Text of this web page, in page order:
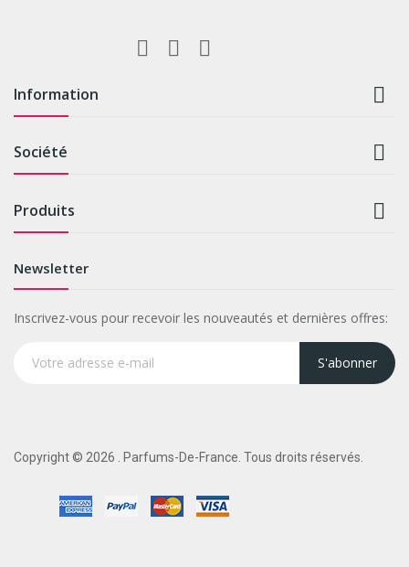
Information 
Société 
Produits 
Newsletter
Inscrivez-vous pour recevoir les nouveautés et dernières offres:
S'abonner
Copyright © 2026 . Parfums-De-France. Tous droits réservés.